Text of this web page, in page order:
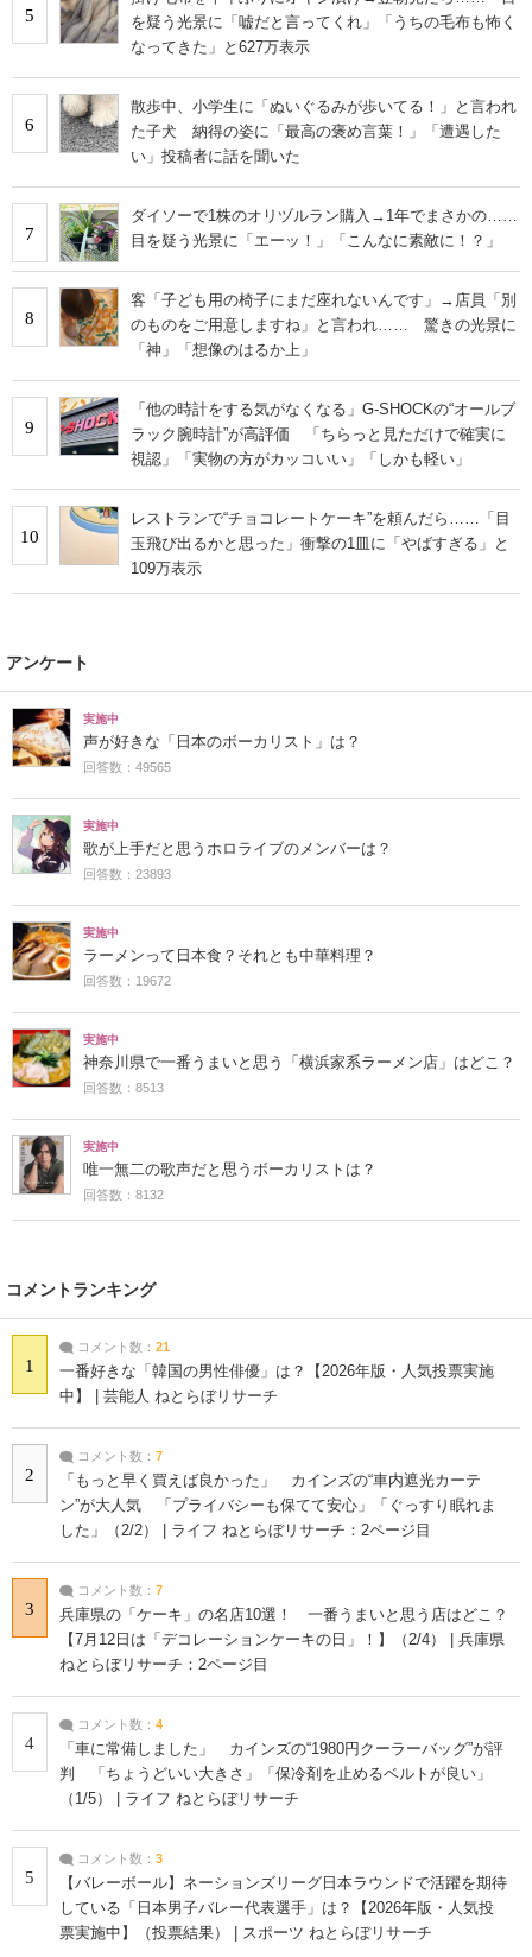
5
を疑う光景に「嘘だと言ってくれ」「うちの毛布も怖く
なってきた」と627万表示
6
散歩中、小学生に「ぬいぐるみが歩いてる！」と言われ
た子犬 納得の姿に「最高の褒め言葉！」「遭遇した
い」投稿者に話を聞いた
7
ダイソーで1株のオリヅルラン購入→1年でまさかの……
目を疑う光景に「エーッ！」「こんなに素敵に！？」
8
客「子ども用の椅子にまだ座れないんです」→店員「別
のものをご用意しますね」と言われ…… 驚きの光景に
「神」「想像のはるか上」
9
「他の時計をする気がなくなる」G-SHOCKの“オールブ
ラック腕時計”が高評価 「ちらっと見ただけで確実に
視認」「実物の方がカッコいい」「しかも軽い」
10
レストランで“チョコレートケーキ”を頼んだら……「目
玉飛び出るかと思った」衝撃の1皿に「やばすぎる」と
109万表示
アンケート
実施中
声が好きな「日本のボーカリスト」は？
回答数：49565
実施中
歌が上手だと思うホロライブのメンバーは？
回答数：23893
実施中
ラーメンって日本食？それとも中華料理？
回答数：19672
実施中
神奈川県で一番うまいと思う「横浜家系ラーメン店」はどこ？
回答数：8513
実施中
唯一無二の歌声だと思うボーカリストは？
回答数：8132
コメントランキング
1
コメント数： 21
一番好きな「韓国の男性俳優」は？【2026年版・人気投票実施
中】 | 芸能人 ねとらぼリサーチ
2
コメント数： 7
「もっと早く買えば良かった」 カインズの“車内遮光カーテ
ン”が大人気 「プライバシーも保てて安心」「ぐっすり眠れま
した」（2/2） | ライフ ねとらぼリサーチ：2ページ目
3
コメント数： 7
兵庫県の「ケーキ」の名店10選！ 一番うまいと思う店はどこ？
【7月12日は「デコレーションケーキの日」！】（2/4） | 兵庫県
ねとらぼリサーチ：2ページ目
4
コメント数： 4
「車に常備しました」 カインズの“1980円クーラーバッグ”が評
判 「ちょうどいい大きさ」「保冷剤を止めるベルトが良い」
（1/5） | ライフ ねとらぼリサーチ
5
コメント数： 3
【バレーボール】ネーションズリーグ日本ラウンドで活躍を期待
している「日本男子バレー代表選手」は？【2026年版・人気投
票実施中】（投票結果） | スポーツ ねとらぼリサーチ